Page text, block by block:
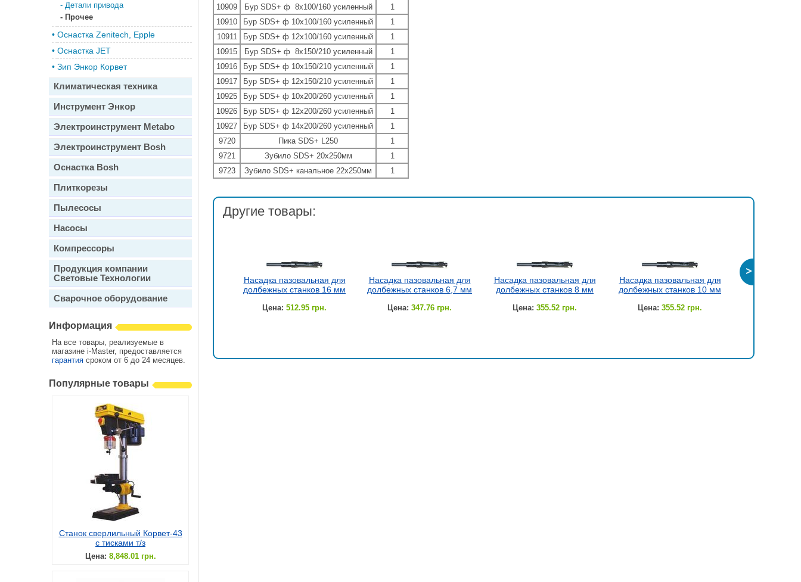
- Детали привода
- Прочее
• Оснастка Zenitech, Epple
• Оснастка JET
• Зип Энкор Корвет
Климатическая техника
Инструмент Энкор
Электроинструмент Metabo
Электроинструмент Bosh
Оснастка Bosh
Плиткорезы
Пылесосы
Насосы
Компрессоры
Продукция компании
Световые Технологии
Сварочное оборудование
Информация
На все товары, реализуемые в
магазине i-Master, предоставляется
гарантия сроком от 6 до 24 месяцев.
Популярные товары
Станок сверлильный Корвет-43
с тисками т/з
Цена: 8,848.01 грн.
10909
Бур SDS+ ф 8х100/160 усиленный
1
10910
Бур SDS+ ф 10х100/160 усиленный
1
10911
Бур SDS+ ф 12х100/160 усиленный
1
10915
Бур SDS+ ф 8х150/210 усиленный
1
10916
Бур SDS+ ф 10х150/210 усиленный
1
10917
Бур SDS+ ф 12х150/210 усиленный
1
10925
Бур SDS+ ф 10х200/260 усиленный
1
10926
Бур SDS+ ф 12х200/260 усиленный
1
10927
Бур SDS+ ф 14х200/260 усиленный
1
9720
Пика SDS+ L250
1
9721
Зубило SDS+ 20х250мм
1
9723
Зубило SDS+ канальное 22х250мм 1
Другие товары:
Насадка пазовальная для
долбежных станков 16 мм
Цена: 512.95 грн.
Насадка пазовальная для
долбежных станков 6,7 мм
Цена: 347.76 грн.
Насадка пазовальная для
долбежных станков 8 мм
Цена: 355.52 грн.
Насадка пазовальная для
долбежных станков 10 мм
Цена: 355.52 грн.
Насадка